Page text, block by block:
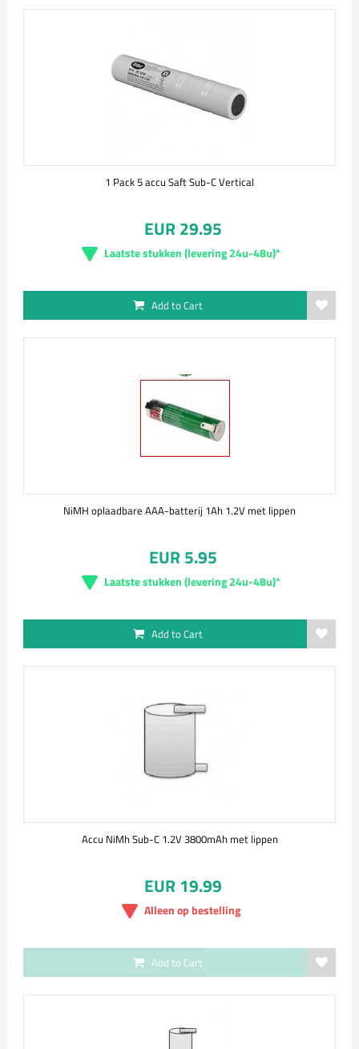
1 Pack 5 accu Saft Sub-C Vertical
EUR 29.95
Laatste stukken (levering 24u-48u)*
Add to Cart
NiMH oplaadbare AAA-batterij 1Ah 1.2V met lippen
EUR 5.95
Laatste stukken (levering 24u-48u)*
Add to Cart
Accu NiMh Sub-C 1.2V 3800mAh met lippen
EUR 19.99
Alleen op bestelling
Add to Cart